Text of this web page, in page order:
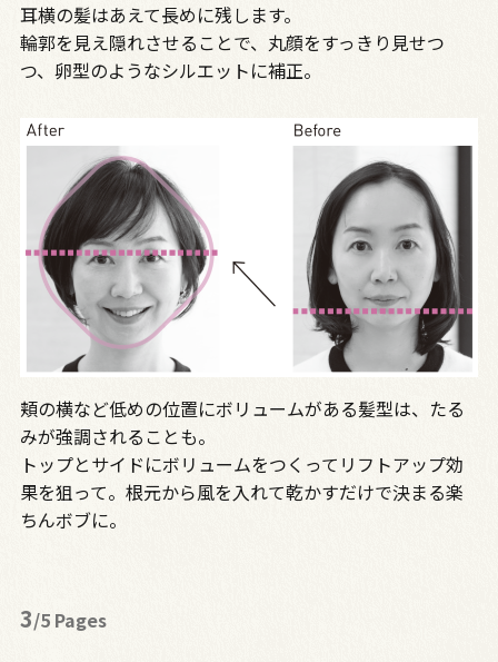
耳横の髪はあえて長めに残します。
輪郭を見え隠れさせることで、丸顔をすっきり見せつ
つ、卵型のようなシルエットに補正。
頬の横など低めの位置にボリュームがある髪型は、たる
みが強調されることも。
トップとサイドにボリュームをつくってリフトアップ効
果を狙って。根元から風を入れて乾かすだけで決まる楽
ちんボブに。
3/5 Pages